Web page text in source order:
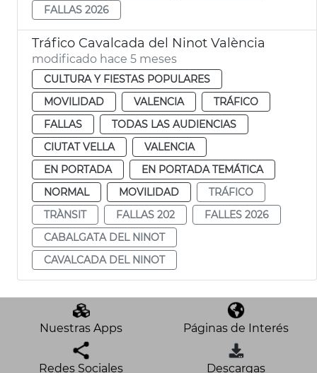
FALLAS 2026
Tráfico Cavalcada del Ninot València
modificado hace 5 meses
CULTURA Y FIESTAS POPULARES
MOVILIDAD
VALENCIA
TRÁFICO
FALLAS
TODAS LAS AUDIENCIAS
CIUTAT VELLA
VALENCIA
EN PORTADA
EN PORTADA TEMÁTICA
NORMAL
MOVILIDAD
TRÁFICO
TRÀNSIT
FALLAS 202
FALLES 2026
CABALGATA DEL NINOT
CAVALCADA DEL NINOT
Nuestras Apps Páginas de Interés
Redes Sociales Descargas